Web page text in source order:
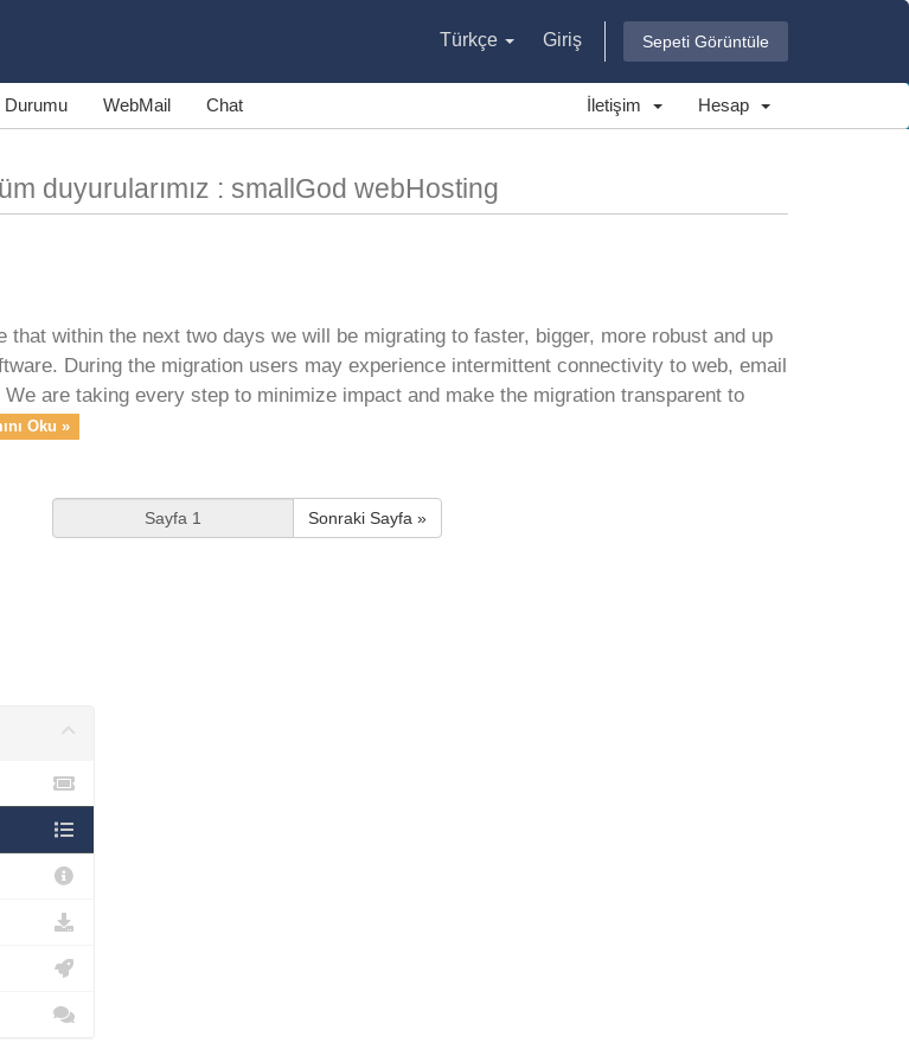
Türkçe Giriş Sepeti Görüntüle
Durumu WebMail Chat İletişim Hesap
duyurularımız : smallGod webHosting
that within the next two days we will be migrating to faster, bigger, more robust and up
During the migration users may experience intermittent connectivity to web, email
are taking every step to minimize impact and make the migration transparent to
Oku »
Sonraki Sayfa »